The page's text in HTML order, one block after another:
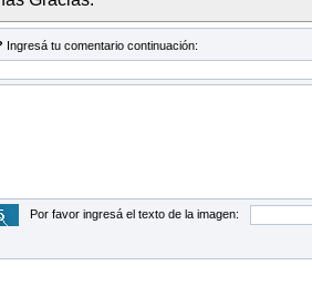
Ingresá tu comentario continuación:
Por favor ingresá el texto de la imagen: